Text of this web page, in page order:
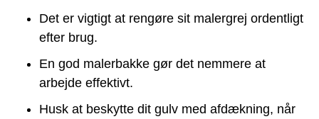
Det er vigtigt at rengøre sit malergrej ordentligt
efter brug.
En god malerbakke gør det nemmere at
arbejde effektivt.
Husk at beskytte dit gulv med afdækning, når